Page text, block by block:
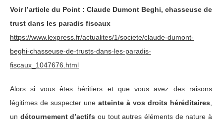
Voir l’article du Point : Claude Dumont Beghi, chasseuse de
trust dans les paradis fiscaux
https://www.lexpress.fr/actualites/1/societe/claude-dumont-
beghi-chasseuse-de-trusts-dans-les-paradis-
fiscaux_1047676.html
Alors si vous êtes héritiers et que vous avez des raisons
légitimes de suspecter une atteinte à vos droits héréditaires
un détournement d’actifs ou tout autres éléments de nature à